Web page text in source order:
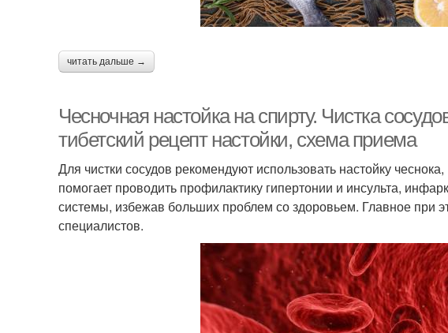
читать дальше →
Чесночная настойка на спирту. Чистка
тибетский рецепт настойки, схема приема
Для чистки сосудов рекомендуют использовать настойку
помогает проводить профилактику гипертонии и инсульта,
системы, избежав больших проблем со здоровьем. Главное при
специалистов.